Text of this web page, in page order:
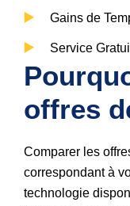
Gains de
Service
offres
Comparer les
correspondant à
technologie